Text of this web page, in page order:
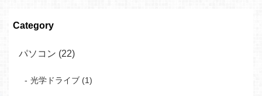
Category
パソコン (22)
光学ドライブ (1)